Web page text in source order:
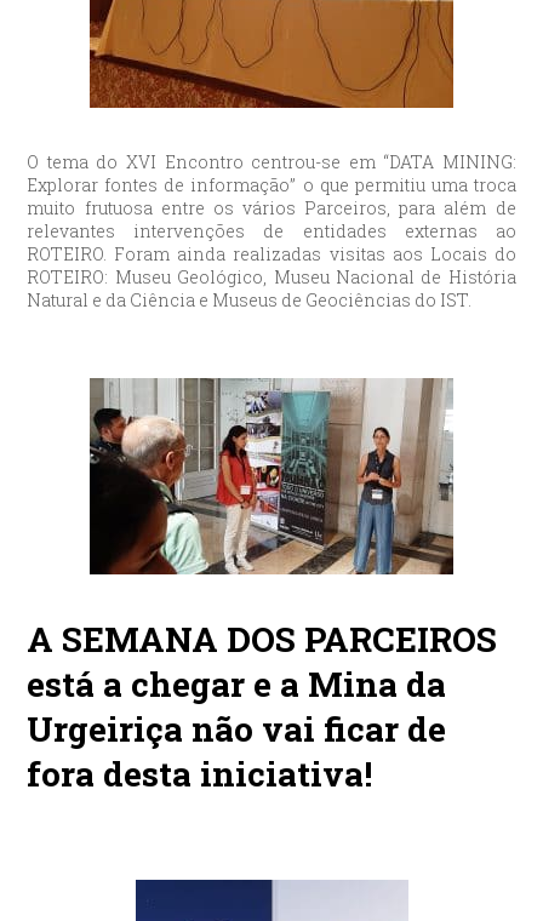
O tema do XVI Encontro centrou-se em “DATA MINING:
Explorar fontes de informação” o que permitiu uma troca
muito frutuosa entre os vários Parceiros, para além de
relevantes intervenções de entidades externas ao
ROTEIRO. Foram ainda realizadas visitas aos Locais do
ROTEIRO: Museu Geológico, Museu Nacional de História
Natural e da Ciência e Museus de Geociências do IST.
A SEMANA DOS PARCEIROS
está a chegar e a Mina da
Urgeiriça não vai ficar de
fora desta iniciativa!